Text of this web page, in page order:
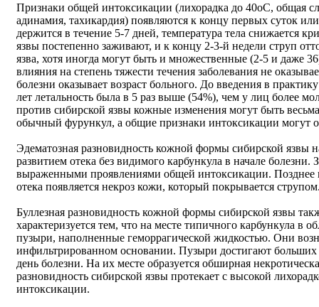
Признаки общей интоксикации (лихорадка до 40оС, общая
адинамия, тахикардия) появляются к концу первых суток
держится в течение 5-7 дней, температура тела снижается
язвы постепенно заживают, и к концу 2-3-й недели струп
язва, хотя иногда могут быть и множественные (2-5 и даже
влияния на степень тяжести течения заболевания не
болезни оказывает возраст больного. До введения в
лет летальность была в 5 раз выше (54%), чем у лиц более
против сибирской язвы кожные изменения могут быть
обычный фурункул, а общие признаки интоксикации могут
Эдематозная разновидность кожной формы сибирской язвы
развитием отека без видимого карбункула в начале болезни.
выраженными проявлениями общей интоксикации. Позднее
отека появляется некроз кожи, который покрывается
Буллезная разновидность кожной формы сибирской язвы
характеризуется тем, что на месте типичного карбункула в
пузыри, наполненные геморрагической жидкостью. Они
инфильтрированном основании. Пузыри достигают
день болезни. На их месте образуется обширная
разновидность сибирской язвы протекает с высокой
интоксикации.